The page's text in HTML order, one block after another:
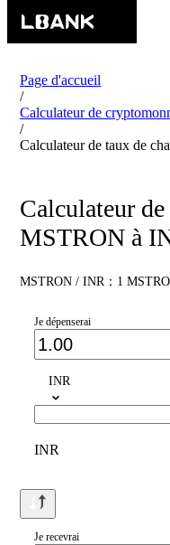
Page d'accueil
/
Calculateur de
/
Calculateur de taux de
Calculateur
MSTRON à
MSTRON / INR：1
Je dépenserai
INR
INR
Je recevrai